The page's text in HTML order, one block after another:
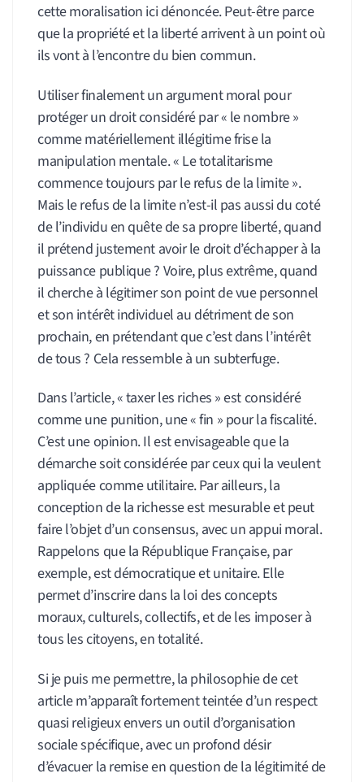
cette moralisation ici dénoncée. Peut-être parce
que la propriété et la liberté arrivent à un point où
ils vont à l’encontre du bien commun.
Utiliser finalement un argument moral pour
protéger un droit considéré par « le nombre »
comme matériellement illégitime frise la
manipulation mentale. « Le totalitarisme
commence toujours par le refus de la limite ».
Mais le refus de la limite n’est-il pas aussi du coté
de l’individu en quête de sa propre liberté, quand
il prétend justement avoir le droit d’échapper à la
puissance publique ? Voire, plus extrême, quand
il cherche à légitimer son point de vue personnel
et son intérêt individuel au détriment de son
prochain, en prétendant que c’est dans l’intérêt
de tous ? Cela ressemble à un subterfuge.
Dans l’article, « taxer les riches » est considéré
comme une punition, une « fin » pour la fiscalité.
C’est une opinion. Il est envisageable que la
démarche soit considérée par ceux qui la veulent
appliquée comme utilitaire. Par ailleurs, la
conception de la richesse est mesurable et peut
faire l’objet d’un consensus, avec un appui moral.
Rappelons que la République Française, par
exemple, est démocratique et unitaire. Elle
permet d’inscrire dans la loi des concepts
moraux, culturels, collectifs, et de les imposer à
tous les citoyens, en totalité.
Si je puis me permettre, la philosophie de cet
article m’apparaît fortement teintée d’un respect
quasi religieux envers un outil d’organisation
sociale spécifique, avec un profond désir
d’évacuer la remise en question de la légitimité de